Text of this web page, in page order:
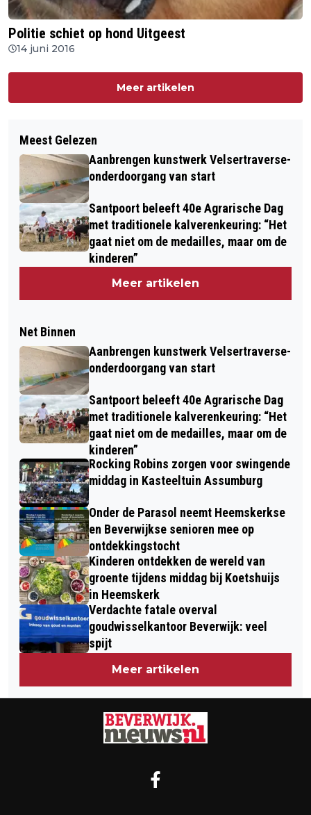
Politie schiet op hond Uitgeest
14 juni 2016
Meer artikelen
Meest Gelezen
Aanbrengen kunstwerk Velsertraverse-
onderdoorgang van start
Santpoort beleeft 40e Agrarische Dag
met traditionele kalverenkeuring: “Het
gaat niet om de medailles, maar om de
kinderen”
Meer artikelen
Net Binnen
Aanbrengen kunstwerk Velsertraverse-
onderdoorgang van start
Santpoort beleeft 40e Agrarische Dag
met traditionele kalverenkeuring: “Het
gaat niet om de medailles, maar om de
kinderen”
Rocking Robins zorgen voor swingende
middag in Kasteeltuin Assumburg
Onder de Parasol neemt Heemskerkse
en Beverwijkse senioren mee op
ontdekkingstocht
Kinderen ontdekken de wereld van
groente tijdens middag bij Koetshuijs
in Heemskerk
Verdachte fatale overval
goudwisselkantoor Beverwijk: veel
spijt
Meer artikelen